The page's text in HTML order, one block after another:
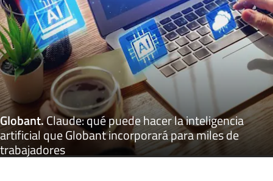
Globant.Claude: qué puede hacer la inteligencia
artificial que Globant incorporará para miles de
trabajadores